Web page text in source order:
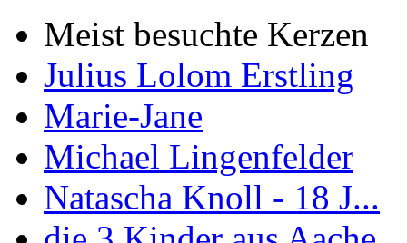
Meist besuchte Kerzen
Julius Lolom Erstling
Marie-Jane
Michael Lingenfelder
Natascha Knoll - 18 J...